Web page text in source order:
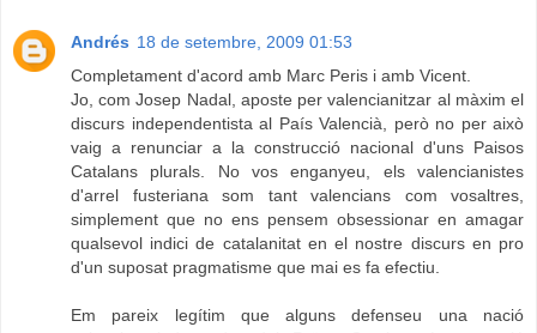
Andrés 18 de setembre, 2009 01:53
Completament d'acord amb Marc Peris i amb Vicent.
Jo, com Josep Nadal, aposte per valencianitzar al màxim el
discurs independentista al País Valencià, però no per això
vaig a renunciar a la construcció nacional d'uns Paisos
Catalans plurals. No vos enganyeu, els valencianistes
d'arrel fusteriana som tant valencians com vosaltres,
simplement que no ens pensem obsessionar en amagar
qualsevol indici de catalanitat en el nostre discurs en pro
d'un suposat pragmatisme que mai es fa efectiu.
Em pareix legítim que alguns defenseu una nació